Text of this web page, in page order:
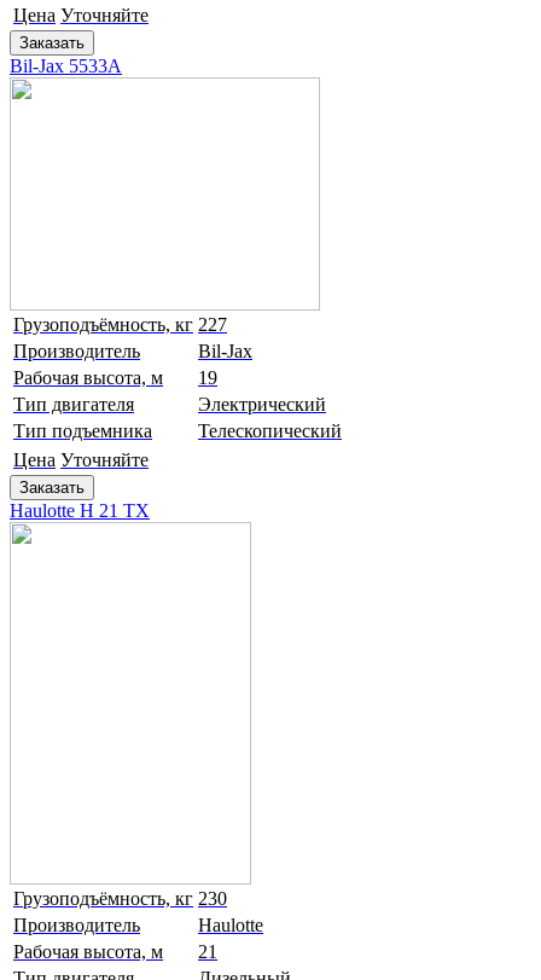
Цена Уточняйте
Заказать
Bil-Jax 5533A
Грузоподъёмность, кг 227
Производитель
Bil-Jax
Рабочая высота, м
19
Тип двигателя
Электрический
Тип подъемника
Телескопический
Цена Уточняйте
Заказать
Haulotte H 21 TX
Грузоподъёмность, кг 230
Производитель
Haulotte
Рабочая высота, м
21